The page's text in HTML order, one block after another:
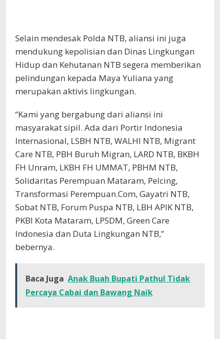
Selain mendesak Polda NTB, aliansi ini juga
mendukung kepolisian dan Dinas Lingkungan
Hidup dan Kehutanan NTB segera memberikan
pelindungan kepada Maya Yuliana yang
merupakan aktivis lingkungan.
“Kami yang bergabung dari aliansi ini
masyarakat sipil. Ada dari Portir Indonesia
Internasional, LSBH NTB, WALHI NTB, Migrant
Care NTB, PBH Buruh Migran, LARD NTB, BKBH
FH Unram, LKBH FH UMMAT, PBHM NTB,
Solidaritas Perempuan Mataram, Pelcing,
Transformasi Perempuan.Com, Gayatri NTB,
Sobat NTB, Forum Puspa NTB, LBH APIK NTB,
PKBI Kota Mataram, LPSDM, Green Care
Indonesia dan Duta Lingkungan NTB,”
bebernya.
Baca Juga Anak Buah Bupati Pathul Tidak
Percaya Cabai dan Bawang Naik